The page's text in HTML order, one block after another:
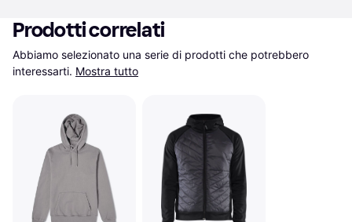
Prodotti correlati
Abbiamo selezionato una serie di prodotti che potrebbero
interessarti. Mostra tutto